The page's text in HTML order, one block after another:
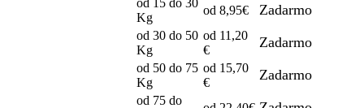
od 15 do 30
Kg
od 8,95€ Zadarmo
od 30 do 50
Kg
od 11,20
€
Zadarmo
od 50 do 75
Kg
od 15,70
€
Zadarmo
od 75 do